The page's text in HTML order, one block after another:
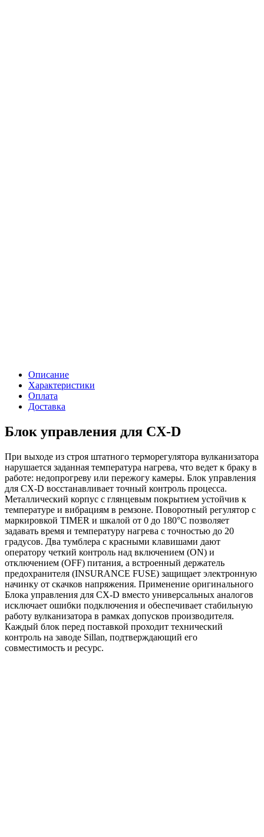
Описание
Характеристики
Оплата
Доставка
Блок управления для CX-D
При выходе из строя штатного терморегулятора вулканизатора
нарушается заданная температура нагрева, что ведет к браку в
работе: недопрогреву или пережогу камеры. Блок управления
для CX-D восстанавливает точный контроль процесса.
Металлический корпус с глянцевым покрытием устойчив к
температуре и вибрациям в ремзоне. Поворотный регулятор с
маркировкой TIMER и шкалой от 0 до 180°C позволяет
задавать время и температуру нагрева с точностью до 20
градусов. Два тумблера с красными клавишами дают
оператору четкий контроль над включением (ON) и
отключением (OFF) питания, а встроенный держатель
предохранителя (INSURANCE FUSE) защищает электронную
начинку от скачков напряжения. Применение оригинального
Блока управления для CX-D вместо универсальных аналогов
исключает ошибки подключения и обеспечивает стабильную
работу вулканизатора в рамках допусков производителя.
Каждый блок перед поставкой проходит технический
контроль на заводе Sillan, подтверждающий его
совместимость и ресурс.